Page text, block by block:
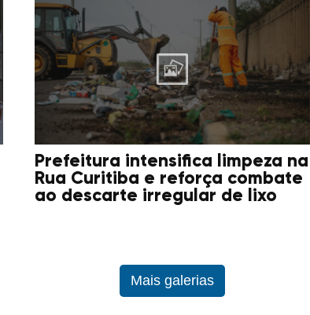
Prefeitura intensifica limpeza na
Rua Curitiba e reforça combate
ao descarte irregular de lixo
Mais galerias